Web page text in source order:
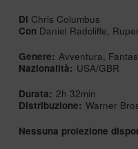
Di Chris Columbus
Con Daniel Radcliffe,
Genere: Avventura,
Nazionalità: USA/GBR
Durata: 2h 32min
Distribuzione: Warner
Nessuna proiezione